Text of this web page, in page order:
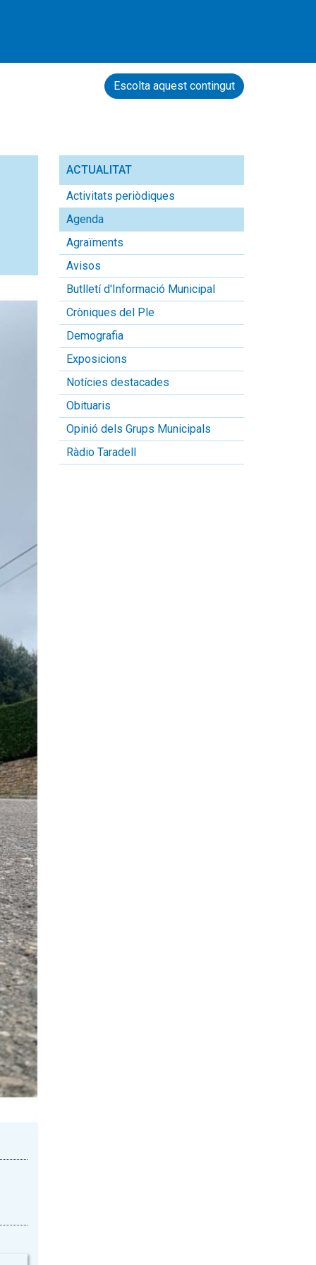
Escolta aquest contingut
ACTUALITAT
Activitats periòdiques
Agenda
Agraïments
Avisos
Butlletí d'Informació Municipal
Cròniques del Ple
Demografia
Exposicions
Notícies destacades
Obituaris
Opinió dels Grups Municipals
Ràdio Taradell